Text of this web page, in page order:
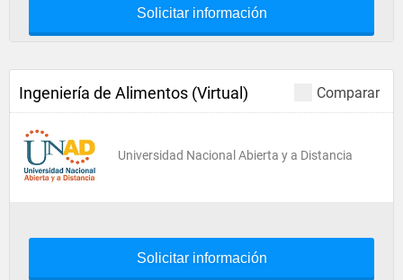
Solicitar información
Comparar
Ingeniería de Alimentos (Virtual)
Universidad Nacional Abierta y a Distancia
Solicitar información